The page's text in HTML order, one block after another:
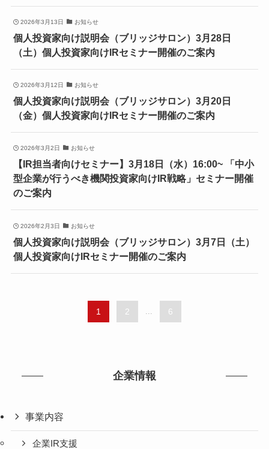
2026年3月13日 お知らせ
個人投資家向け説明会（ブリッジサロン）3月28日
（土）個人投資家向けIRセミナー開催のご案内
2026年3月12日 お知らせ
個人投資家向け説明会（ブリッジサロン）3月20日
（金）個人投資家向けIRセミナー開催のご案内
2026年3月2日 お知らせ
【IR担当者向けセミナー】3月18日（水）16:00~ 「中小
型企業が行うべき機関投資家向けIR戦略」セミナー開催
のご案内
2026年2月3日 お知らせ
個人投資家向け説明会（ブリッジサロン）3月7日（土）
個人投資家向けIRセミナー開催のご案内
1 2 6
企業情報
事業内容
企業IR支援